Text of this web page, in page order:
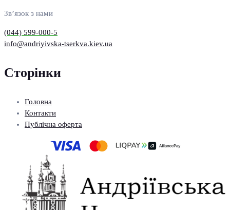
Зв’язок з нами
(044) 599-000-5
info@andriyivska-tserkva.kiev.ua
Сторінки
Головна
Контакти
Публічна оферта